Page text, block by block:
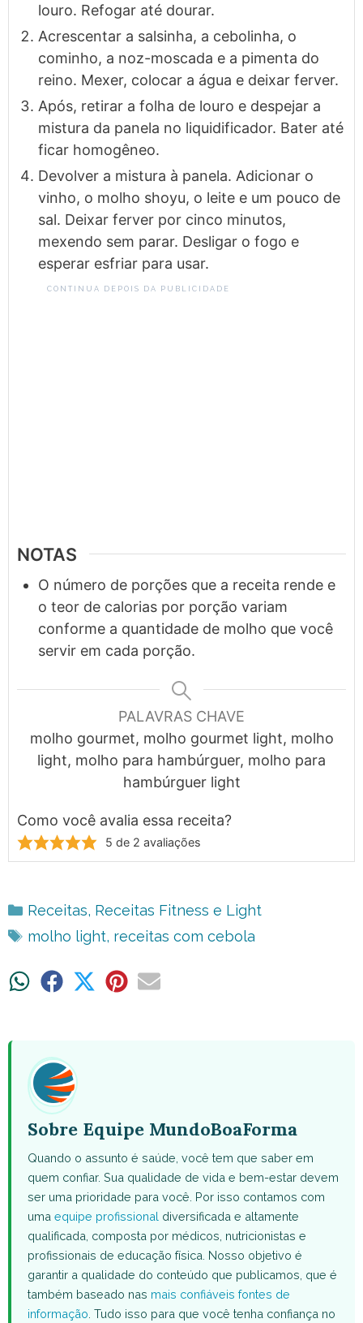
louro. Refogar até dourar.
Acrescentar a salsinha, a cebolinha, o
cominho, a noz-moscada e a pimenta do
reino. Mexer, colocar a água e deixar ferver.
Após, retirar a folha de louro e despejar a
mistura da panela no liquidificador. Bater até
ficar homogêneo.
Devolver a mistura à panela. Adicionar o
vinho, o molho shoyu, o leite e um pouco de
sal. Deixar ferver por cinco minutos,
mexendo sem parar. Desligar o fogo e
esperar esfriar para usar.
CONTINUA DEPOIS DA PUBLICIDADE
NOTAS
O número de porções que a receita rende e
o teor de calorias por porção variam
conforme a quantidade de molho que você
servir em cada porção.
PALAVRAS CHAVE
molho gourmet, molho gourmet light, molho
light, molho para hambúrguer, molho para
hambúrguer light
Como você avalia essa receita?
5 de 2 avaliações
Categorias
Receitas, Receitas Fitness e Light
Tags
molho light, receitas com cebola
ShareShare ShareShareShare
Sobre Equipe MundoBoaForma
Quando o assunto é saúde, você tem que saber em
quem confiar. Sua qualidade de vida e bem-estar devem
ser uma prioridade para você. Por isso contamos com
uma equipe profissional diversificada e altamente
qualificada, composta por médicos, nutricionistas e
profissionais de educação física. Nosso objetivo é
garantir a qualidade do conteúdo que publicamos, que é
também baseado nas mais confiáveis fontes de
informação . Tudo isso para que você tenha confiança no